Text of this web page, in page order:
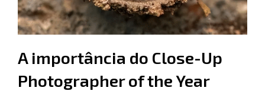
A importância do Close-Up
Photographer of the Year